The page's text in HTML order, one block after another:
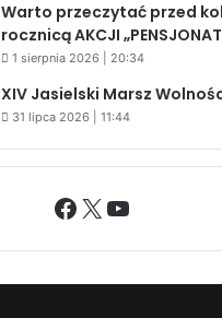
Warto przeczytać przed
rocznicą AKCJI
1 sierpnia 2026 | 20:34
XIV Jasielski Marsz
31 lipca 2026 | 11:44
Facebook
X YouTube